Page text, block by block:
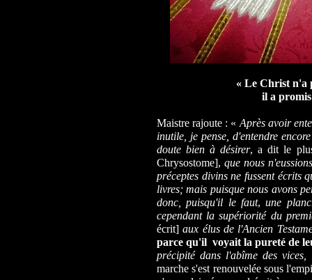
« Le Christ n'a
il a
Maistre rajoute : « Après avoir
inutile, je pense, d'entendre
doute bien à désirer, a dit le
Chrysostome], que nous
préceptes divins ne fussent écrits
livres; mais puisque nous avons
donc, puisqu'il le faut,une
cependant la supériorité du
écrit]aux élus de l'Ancien
parce qu'il voyait la pureté de
précipité dans l'abîme des
marche s'est renouvelée sous